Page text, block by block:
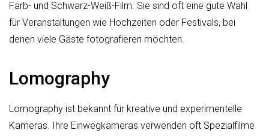
Farb- und Schwarz-Weiß-Film. Sie sind oft eine gute Wahl
für Veranstaltungen wie Hochzeiten oder Festivals, bei
denen viele Gäste fotografieren möchten.
Lomography
Lomography ist bekannt für kreative und experimentelle
Kameras. Ihre Einwegkameras verwenden oft Spezialfilme